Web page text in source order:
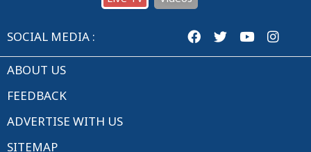
SOCIAL MEDIA :
ABOUT US
FEEDBACK
ADVERTISE WITH US
SITEMAP